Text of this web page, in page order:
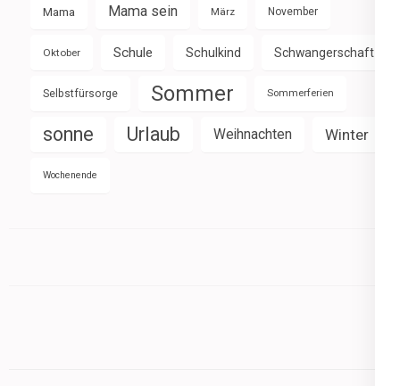
Mama Mama sein März November
Oktober Schule Schulkind Schwangerschaft
Selbstfürsorge Sommer Sommerferien
sonne Urlaub Weihnachten Winter
Wochenende